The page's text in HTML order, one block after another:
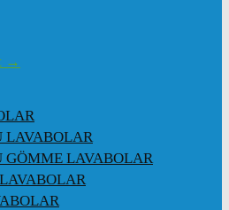
→
LAVABOLAR
GÖMME LAVABOLAR